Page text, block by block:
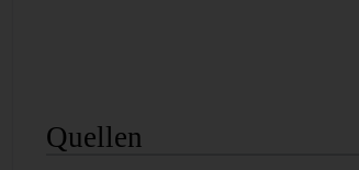
Quellen